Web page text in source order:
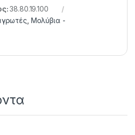
38.80.19.100
Μολύβια -